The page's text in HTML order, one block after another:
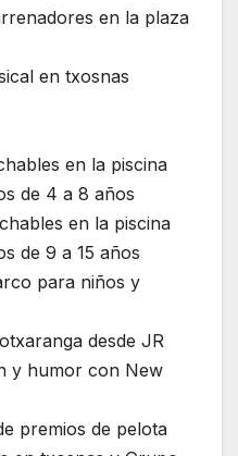
en la plaza
en txosnas
en la piscina
de 4 a 8 años
en la piscina
de 9 a 15 años
para niños y
desde JR
y humor con New
premios de pelota